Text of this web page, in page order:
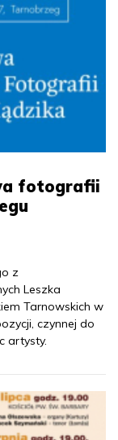
fotografii
z
Leszka
Tarnowskich w
czynnej do
artysty.